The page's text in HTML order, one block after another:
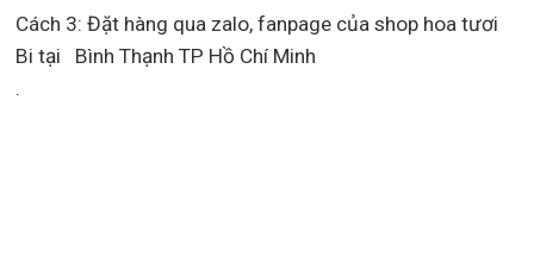
Cách 3: Đặt hàng qua zalo, fanpage của shop hoa tươi
Bi tại Bình Thạnh TP Hồ Chí Minh
.